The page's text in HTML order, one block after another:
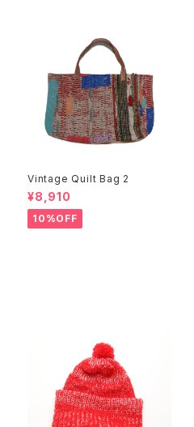
Vintage Quilt Bag 2
¥8,910
10%OFF